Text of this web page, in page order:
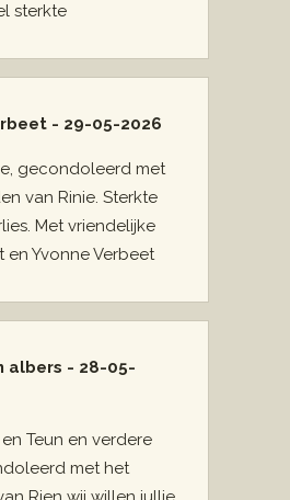
sterkte
- 29-05-2026
gecondoleerd met
van Rinie. Sterkte
Met vriendelijke
en Yvonne Verbeet
albers - 28-05-
Teun en verdere
met het